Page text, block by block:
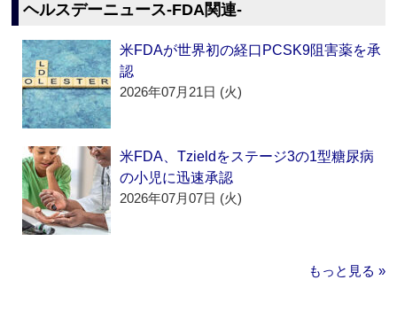
ヘルスデーニュース‐FDA関連‐
米FDAが世界初の経口PCSK9阻害薬を承
認
2026年07月21日 (火)
米FDA、Tzieldをステージ3の1型糖尿病
の小児に迅速承認
2026年07月07日 (火)
もっと見る »